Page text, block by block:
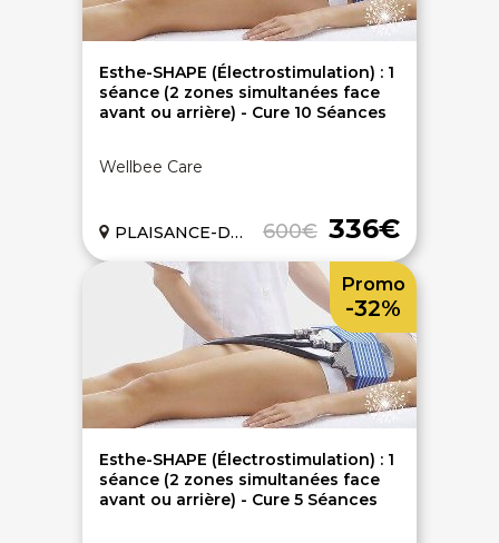
Esthe-SHAPE (Électrostimulation) : 1
séance (2 zones simultanées face
avant ou arrière) - Cure 10 Séances
Wellbee Care
600€ 336€
PLAISANCE-DU-TOUCH (31)
Esthe-SHAPE (Électrostimulation) : 1
séance (2 zones simultanées face
avant ou arrière) - Cure 5 Séances
Promo
-32%